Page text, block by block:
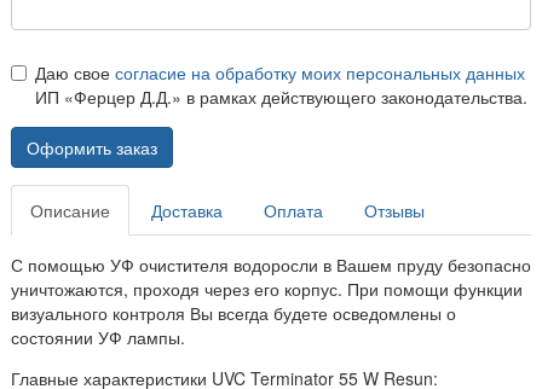
Даю свое согласие на обработку моих персональных данных
ИП «Ферцер Д.Д.» в рамках действующего законодательства.
Оформить заказ
Описание Доставка Оплата Отзывы
С помощью УФ очистителя водоросли в Вашем пруду безопасно
уничтожаются, проходя через его корпус. При помощи функции
визуального контроля Вы всегда будете осведомлены о
состоянии УФ лампы.
Главные характеристики UVC Terminator 55 W Resun: